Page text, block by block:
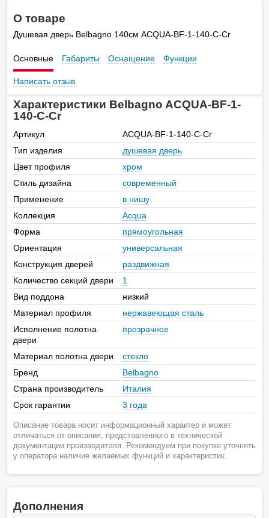
О товаре
Душевая дверь Belbagno 140см ACQUA-BF-1-140-C-Cr
Основные Габариты Оснащение Функции
Написать отзыв
Характеристики Belbagno ACQUA-BF-1-
140-C-Cr
Артикул
ACQUA-BF-1-140-C-Cr
Тип изделия
душевая дверь
Цвет профиля
хром
Стиль дизайна
современный
Применение
в нишу
Коллекция
Acqua
Форма
прямоугольная
Ориентация
универсальная
Конструкция дверей
раздвижная
Количество секций двери
1
Вид поддона
низкий
Материал профиля
нержавеющая сталь
Исполнение полотна
двери
прозрачное
Материал полотна двери
стекло
Бренд
Belbagno
Страна производитель
Италия
Срок гарантии
3 года
Описание товара носит информационный характер и может
отличаться от описания, представленного в технической
документации производителя. Рекомендуем при покупке уточнять
у оператора наличие желаемых функций и характеристик.
Дополнения